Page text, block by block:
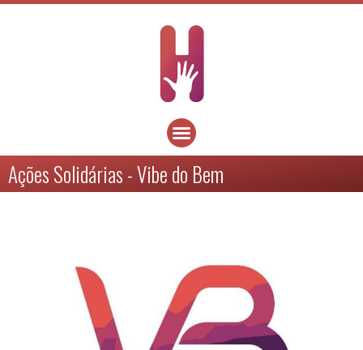
Ações Solidárias - Vibe do Bem